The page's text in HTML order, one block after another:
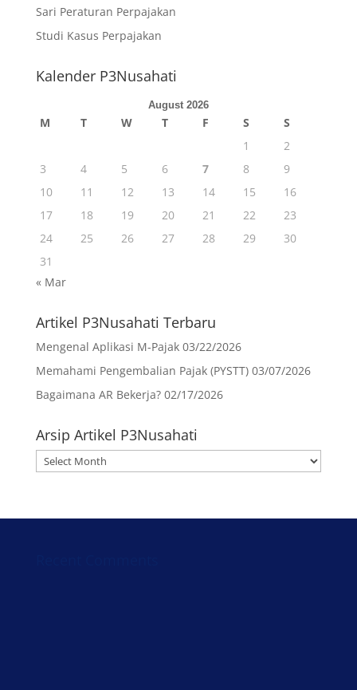
Sari Peraturan Perpajakan
Studi Kasus Perpajakan
Kalender P3Nusahati
August 2026
M T W T F S
S
1
2
3
4 5 6 7 8
9
10
11 12 13 14 15
16
17
18 19 20 21 22
23
24
25 26 27 28 29
30
31
« Mar
Artikel P3Nusahati Terbaru
Mengenal Aplikasi M-Pajak 03/22/2026
Memahami Pengembalian Pajak (PYSTT) 03/07/2026
Bagaimana AR Bekerja? 02/17/2026
Arsip Artikel P3Nusahati
Arsip
Artikel